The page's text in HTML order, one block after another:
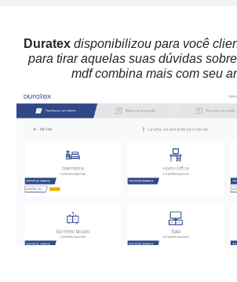
Duratex disponibilizou para você
para tirar aquelas suas dúvidas
mdf combina mais com seu